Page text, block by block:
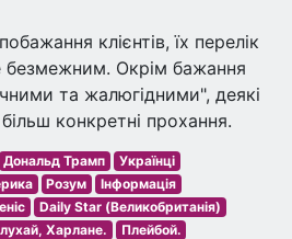
клієнтів, їх перелік
безмежним. Окрім бажання
та жалюгідними", деякі
конкретні прохання.
Дональд Трамп
Українці
Розум
Інформація
Daily Star (Великобританія)
Харлане.
Плейбой.